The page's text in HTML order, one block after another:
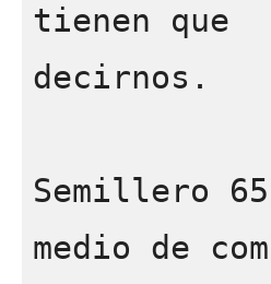
tienen que
decirnos.
Semillero
medio de